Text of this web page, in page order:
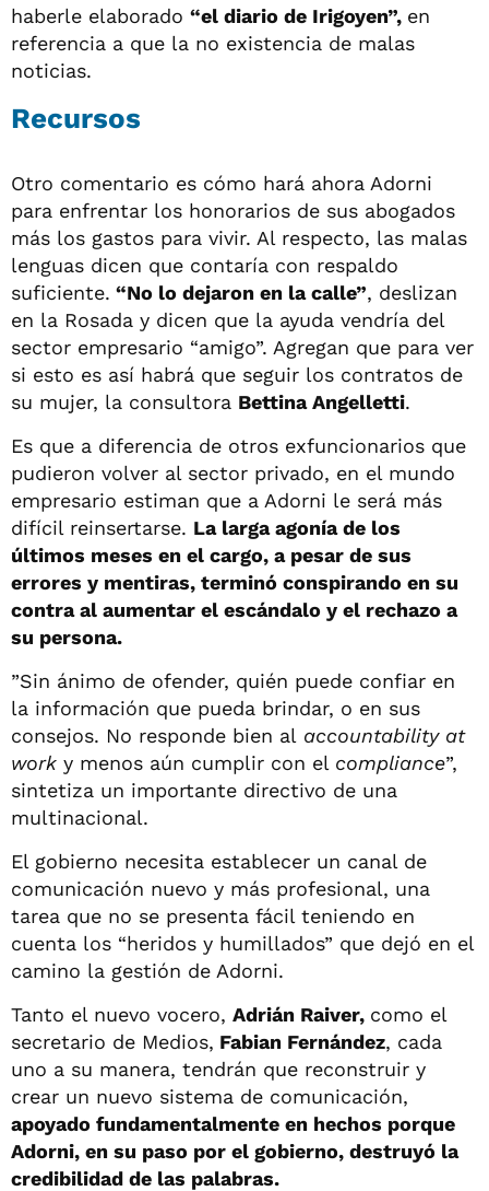
haberle elaborado “el diario de Irigoyen”, en
referencia a que la no existencia de malas
noticias.
Recursos
Otro comentario es cómo hará ahora Adorni
para enfrentar los honorarios de sus abogados
más los gastos para vivir. Al respecto, las malas
lenguas dicen que contaría con respaldo
suficiente. “No lo dejaron en la calle”, deslizan
en la Rosada y dicen que la ayuda vendría del
sector empresario “amigo”. Agregan que para ver
si esto es así habrá que seguir los contratos de
su mujer, la consultora Bettina Angelletti.
Es que a diferencia de otros exfuncionarios que
pudieron volver al sector privado, en el mundo
empresario estiman que a Adorni le será más
difícil reinsertarse. La larga agonía de los
últimos meses en el cargo, a pesar de sus
errores y mentiras, terminó conspirando en su
contra al aumentar el escándalo y el rechazo a
su persona.
”Sin ánimo de ofender, quién puede confiar en
la información que pueda brindar, o en sus
consejos. No responde bien al accountability at
work y menos aún cumplir con el compliance”,
sintetiza un importante directivo de una
multinacional.
El gobierno necesita establecer un canal de
comunicación nuevo y más profesional, una
tarea que no se presenta fácil teniendo en
cuenta los “heridos y humillados” que dejó en el
camino la gestión de Adorni.
Tanto el nuevo vocero, Adrián Raiver, como el
secretario de Medios, Fabian Fernández, cada
uno a su manera, tendrán que reconstruir y
crear un nuevo sistema de comunicación,
apoyado fundamentalmente en hechos porque
Adorni, en su paso por el gobierno, destruyó la
credibilidad de las palabras.